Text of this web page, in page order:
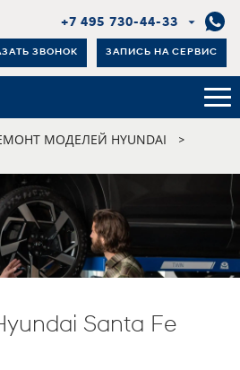
+7 495 730-44-33
ЗВОНОК ЗАПИСЬ НА СЕРВИС
МОДЕЛЕЙ HYUNDAI >
Santa Fe